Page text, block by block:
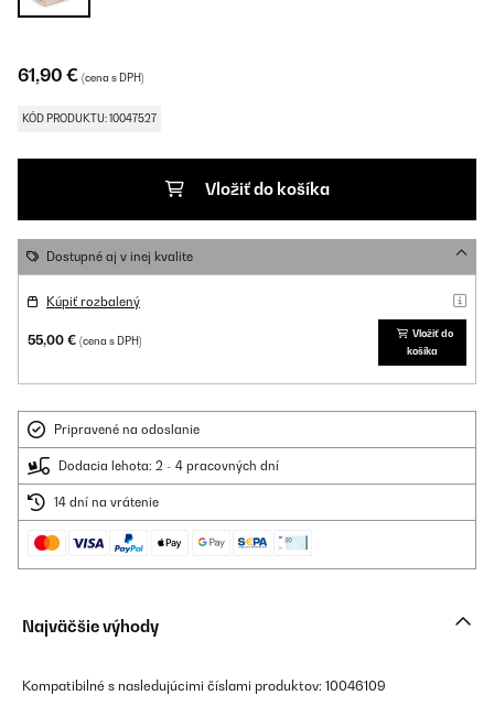
61,90 € (cena s DPH)
KÓD PRODUKTU: 10047527
Vložiť do košíka
Dostupné aj v inej kvalite
Kúpiť rozbalený
55,00 € (cena s DPH)
Vložiť do
košíka
Pripravené na odoslanie
Dodacia lehota: 2 - 4 pracovných dní
14 dní na vrátenie
Najväčšie výhody
Kompatibilné s nasledujúcimi číslami produktov: 10046109